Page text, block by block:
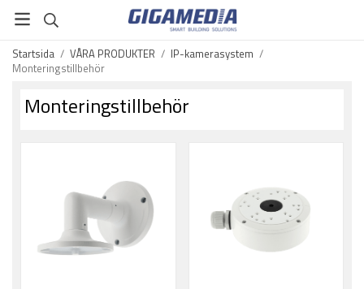
Startsida / VÅRA PRODUKTER / IP-kamerasystem /
Monteringstillbehör
Monteringstillbehör